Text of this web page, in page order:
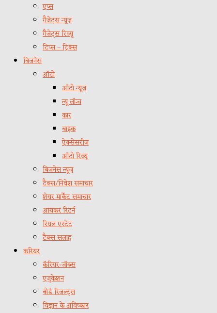
एप्स
गैजेट्स न्यूज़
गैजेट्स रिव्यू
टिप्स – ट्रिक्स
बिजनेस
ऑटो
ऑटो न्यूज़
न्यू लॉन्च
कार
बाइक
ऐक्सेसरीज
ऑटो रिव्यू
बिजनेस न्यूज़
टैक्स/निवेश समाचार
शेयर मार्केट समाचार
आयकर रिटर्न
रियल एस्टेट
टैक्स सलाह
करियर
कॅरियर-जॉब्स
एजुकेशन
बोर्ड रिजल्ट्स
विज्ञान के अविष्कार